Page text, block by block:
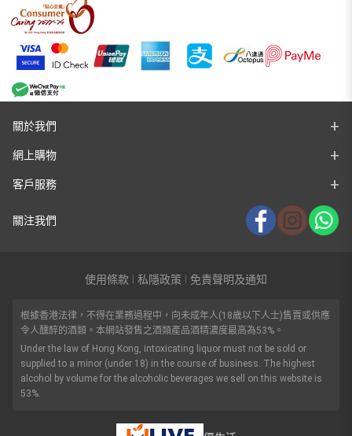
關於我們
網上購物
客戶服務
關注我們
使用條款 私隱政策 免責聲明及通知
根據香港法律，不得在業務過程中，向未成年人(18歲以下人士)售賣或供應
令人醺醉的酒類。本網站發售之酒類產品酒精濃度最高為53%。
Under the law of Hong Kong, intoxicating liquor must not be sold or
supplied to a minor (under 18) in the course of business. The highest
alcohol by volume for the alcoholic beverages we sell on this website is
53%.